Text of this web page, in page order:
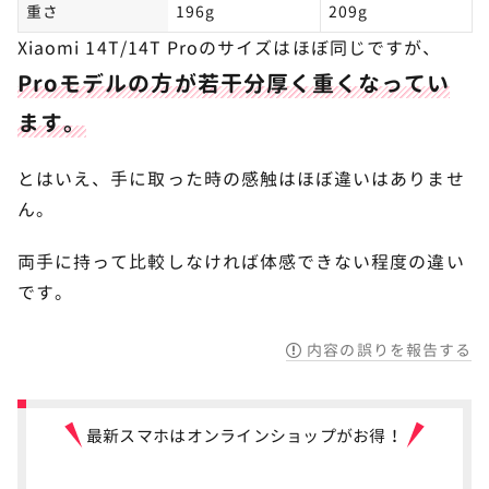
重さ
196g 209g
Xiaomi 14T/14T Proのサイズはほぼ同じですが、
Proモデルの方が若干分厚く重くなってい
ます。
とはいえ、手に取った時の感触はほぼ違いはありませ
ん。
両手に持って比較しなければ体感できない程度の違い
です。
内容の誤りを報告する
最新スマホはオンラインショップがお得！